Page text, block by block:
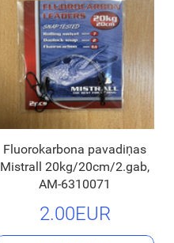
Fluorokarbona pavadiņas
Mistrall 20kg/20cm/2.gab,
AM-6310071
2.00EUR